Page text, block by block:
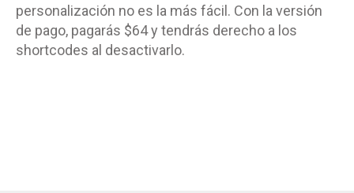
personalización no es la más fácil. Con la versión
de pago, pagarás $64 y tendrás derecho a los
shortcodes al desactivarlo.